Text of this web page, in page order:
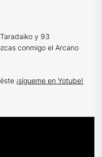
y 93
conmigo el Arcano
¡sígueme en Yotube!